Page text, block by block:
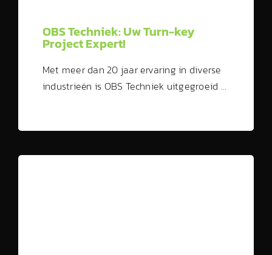
OBS Techniek: Uw Turn-key
Project Expert!
Met meer dan 20 jaar ervaring in diverse
industrieën is OBS Techniek uitgegroeid …